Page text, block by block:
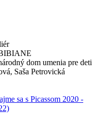
dom umenia pre deti
Saša Petrovická
sa s Picassom 2020 -